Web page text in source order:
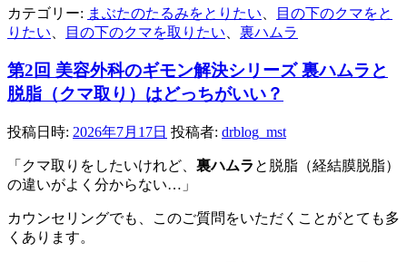
カテゴリー: まぶたのたるみをとりたい
目の下のクマをと
りたい
目の下のクマを取りたい 裏ハムラ
第2回 美容外科のギモン解決シリーズ 裏ハムラと
脱脂（クマ取り）はどっちがいい？
投稿日時: 2026年7月17日 投稿者: drblog_mst
「クマ取りをしたいけれど、 裏ハムラ と脱脂（経結膜脱脂）
の違いがよく分からない…」
カウンセリングでも、このご質問をいただくことがとても多
くあります。